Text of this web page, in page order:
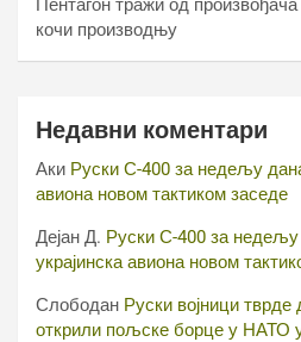
кочи производњу
Недавни коментари
Аки Руски С-400 за недељу
авиона новом тактиком заседе
Дејан Д. Руски С-400 за
украјинска авиона новом
Слободан Руски војници тврде
открили пољске борце у НАТО